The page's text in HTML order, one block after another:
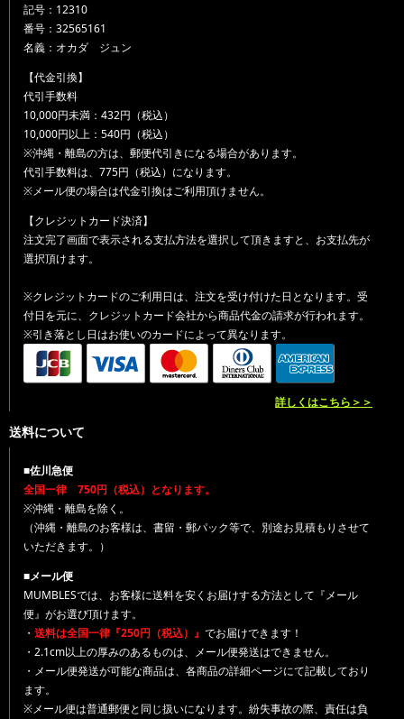
記号：12310
番号：32565161
名義：オカダ ジュン
【代金引換】
代引手数料
10,000円未満：432円（税込）
10,000円以上：540円（税込）
※沖縄・離島の方は、郵便代引きになる場合があります。
代引手数料は、775円（税込）になります。
※メール便の場合は代金引換はご利用頂けません。
【クレジットカード決済】
注文完了画面で表示される支払方法を選択して頂きますと、お支払先が
選択頂けます。
※クレジットカードのご利用日は、注文を受け付けた日となります。受
付日を元に、クレジットカード会社から商品代金の請求が行われます。
※引き落とし日はお使いのカードによって異なります。
詳しくはこちら＞＞
送料について
■佐川急便
全国一律 750円（税込）となります。
※沖縄・離島を除く。
（沖縄・離島のお客様は、書留・郵パック等で、別途お見積もりさせて
いただきます。）
■メール便
MUMBLESでは、お客様に送料を安くお届けする方法として『メール
便』がお選び頂けます。
・ 送料は全国一律『250円（税込）』 でお届けできます！
・2.1cm以上の厚みのあるものは、メール便発送はできません。
・メール便発送が可能な商品は、各商品の詳細ページにて記載しており
ます。
※メール便は普通郵便と同じ扱いになります。紛失事故の際、責任は負